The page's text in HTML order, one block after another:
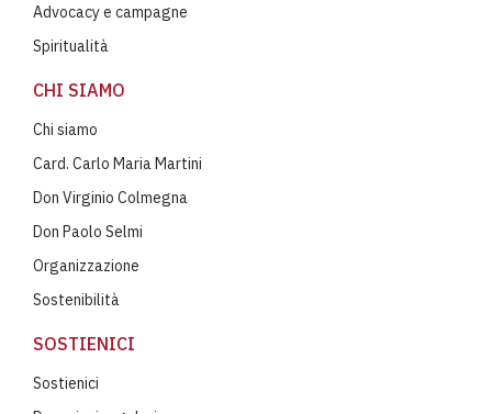
Advocacy e campagne
Spiritualità
CHI SIAMO
Chi siamo
Card. Carlo Maria Martini
Don Virginio Colmegna
Don Paolo Selmi
Organizzazione
Sostenibilità
SOSTIENICI
Sostienici